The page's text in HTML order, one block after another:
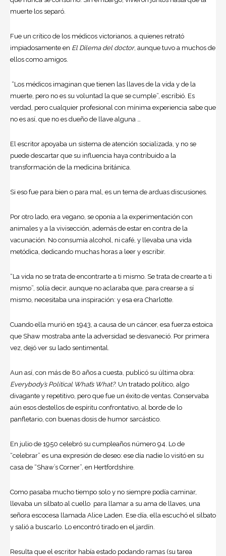
muerte los separó.
Fue un crítico de los médicos victorianos, a quienes retrató
impiadosamente en El Dilema del doctor, aunque tuvo a muchos de
ellos como amigos.
“Los médicos imaginan que tienen las llaves de la vida y de la
muerte, pero no es su voluntad la que se cumple”, escribió. Es
verdad, pero cualquier profesional con mínima experiencia sabe que
no es así, que no es dueño de llave alguna …
El escritor apoyaba un sistema de atención socializada, y no se
puede descartar que su influencia haya contribuido a la
transformación de la medicina británica.
Si eso fue para bien o para mal, es un tema de arduas discusiones.
Por otro lado, era vegano, se oponía a la experimentación con
animales y a la vivisección, además de estar en contra de la
vacunación. No consumía alcohol, ni café, y llevaba una vida
metódica, dedicando muchas horas a leer y escribir.
“La vida no se trata de encontrarte a ti mismo. Se trata de crearte a ti
mismo”, solía decir, aunque no aclaraba que, para crearse a sí
mismo, necesitaba una inspiración: y esa era Charlotte.
Cuando ella murió en 1943, a causa de un cáncer, esa fuerza estoica
que Shaw mostraba ante la adversidad se desvaneció. Por primera
vez, dejó ver su lado sentimental.
Aun así, con más de 80 años a cuesta, publicó su última obra:
Everybody’s Political What’s What?. Un tratado político, algo
divagante y repetitivo, pero que fue un éxito de ventas. Conservaba
aún esos destellos de espíritu confrontativo, al borde de lo
panfletario, con buenas dosis de humor sarcástico.
En julio de 1950 celebró su cumpleaños número 94. Lo de
“celebrar” es una expresión de deseo: ese día nadie lo visitó en su
casa de “Shaw’s Corner”, en Hertfordshire.
Como pasaba mucho tiempo solo y no siempre podía caminar,
llevaba un silbato al cuello para llamar a su ama de llaves, una
señora escocesa llamada Alice Laden. Ese día, ella escuchó el silbato
y salió a buscarlo. Lo encontró tirado en el jardín.
Resulta que el escritor había estado podando ramas (su tarea